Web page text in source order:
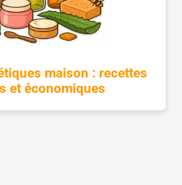
maison : recettes
et économiques